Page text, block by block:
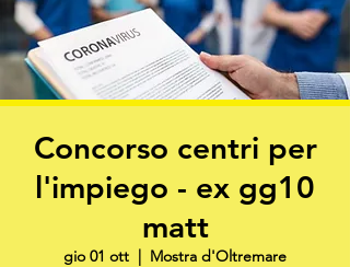
Concorso centri per
l'impiego - ex gg10
matt
gio 01 ott
  |
Mostra d'Oltremare